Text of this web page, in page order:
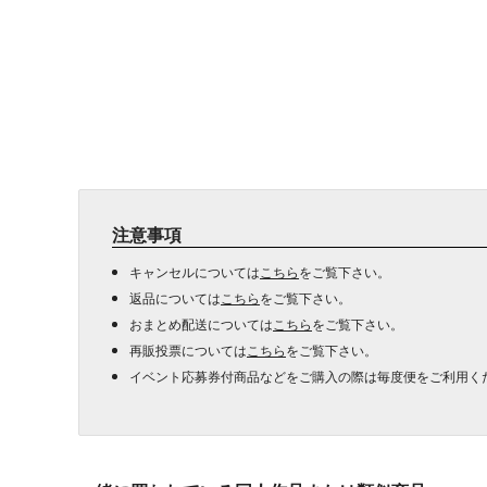
注意事項
キャンセルについては こちらをご覧下さい。
返品については こちらをご覧下さい。
おまとめ配送については こちらをご覧下さい。
再販投票については こちらをご覧下さい。
イベント応募券付商品などをご購入の際は毎度便をご利用く